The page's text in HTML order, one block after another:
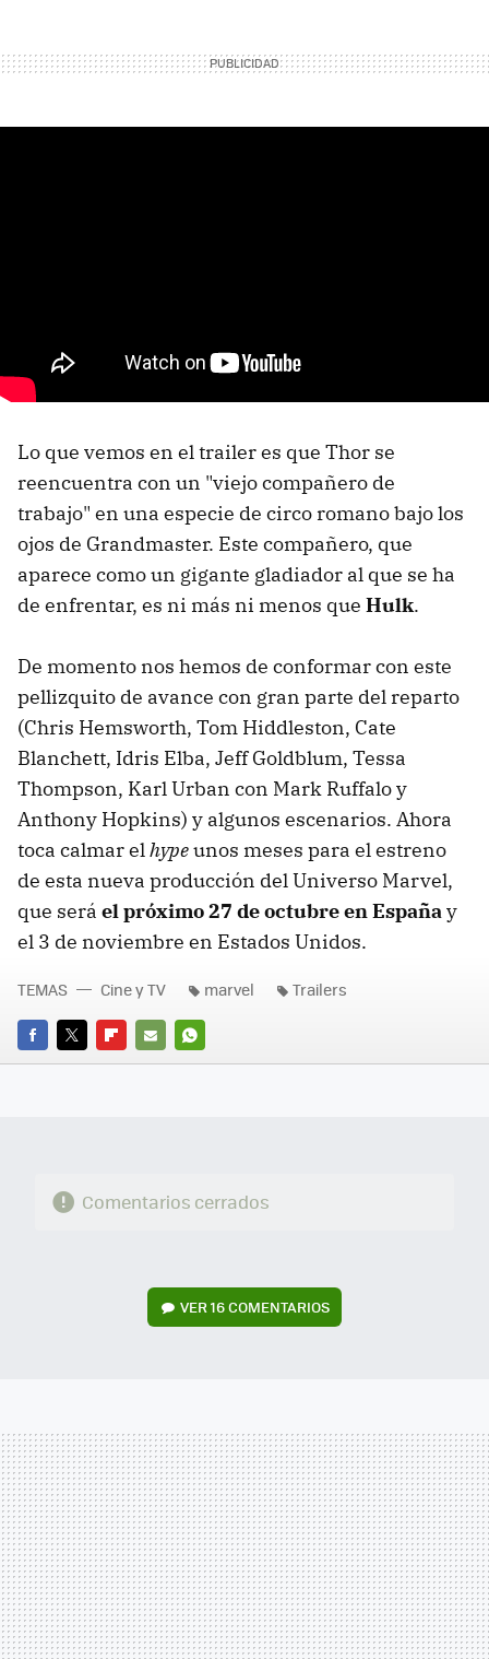
Lo que vemos en el trailer es que Thor se
reencuentra con un "viejo compañero de
trabajo" en una especie de circo romano bajo los
ojos de Grandmaster. Este compañero, que
aparece como un gigante gladiador al que se ha
de enfrentar, es ni más ni menos que Hulk.
De momento nos hemos de conformar con este
pellizquito de avance con gran parte del reparto
(Chris Hemsworth, Tom Hiddleston, Cate
Blanchett, Idris Elba, Jeff Goldblum, Tessa
Thompson, Karl Urban con Mark Ruffalo y
Anthony Hopkins) y algunos escenarios. Ahora
toca calmar elhypeunos meses para el estreno
de esta nueva producción del Universo Marvel,
que será el próximo 27 de octubre en Españay
el 3 de noviembre en Estados Unidos.
FACEBOOK
TWITTERFLIPBOARD
E-
WHATSAPP
TEMAS Cine y TV marvel Trailers
Comentarios cerrados
VER16 COMENTARIOS